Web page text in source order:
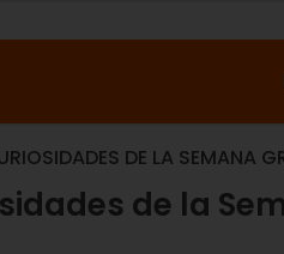
DE LA SEMANA
de la